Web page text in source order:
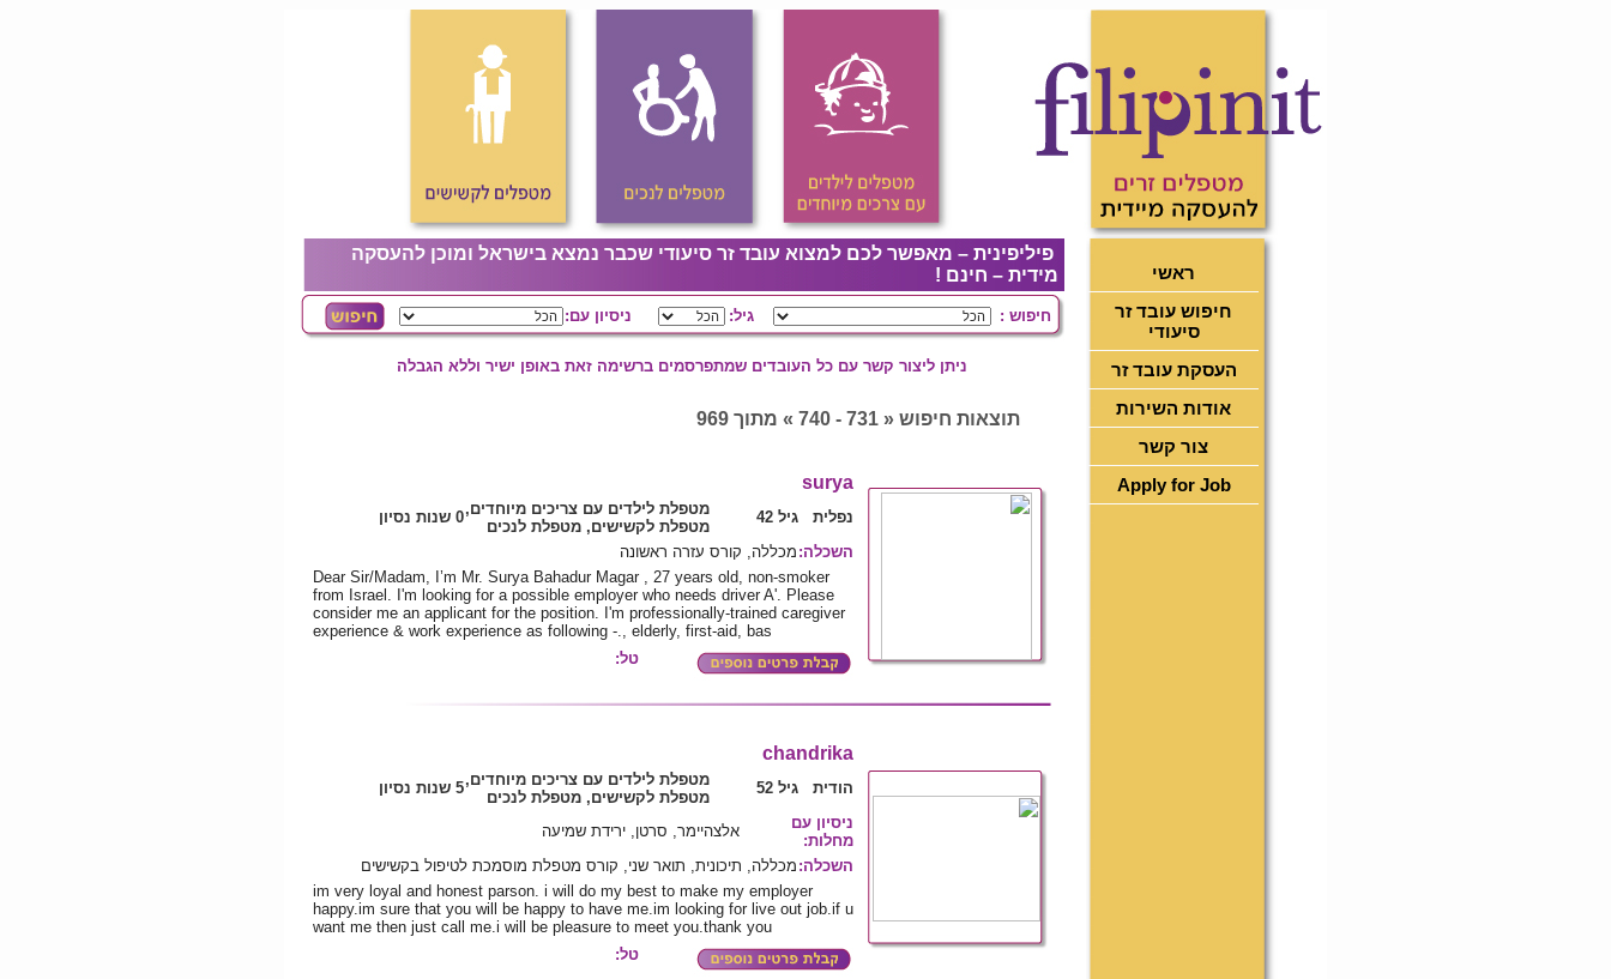
ראשי
חיפוש עובד זר
סיעודי
העסקת עובד זר
אודות השירות
צור קשר
Apply for Job
פיליפינית – מאפשר לכם למצוא עובד זר סיעודי שכבר נמצא בישראל ומוכן להעסקה
מידית – חינם !
חיפוש : גיל: ניסיון עם:
ניתן ליצור קשר עם כל העובדים שמתפרסמים ברשימה זאת באופן ישיר וללא הגבלה
תוצאות חיפוש « 731 - 740 » מתוך 969
surya
נפלית גיל 42
מטפלת לילדים עם צריכים מיוחדים,
מטפלת לקשישים, מטפלת לנכים
0 שנות נסיון
השכלה: מכללה, קורס עזרה ראשונה
Dear Sir/Madam, I’m Mr. Surya Bahadur Magar , 27 years old, non-smoker
from Israel. I'm looking for a possible employer who needs driver A'. Please
consider me an applicant for the position. I'm professionally-trained caregiver
experience & work experience as following -., elderly, first-aid, bas
טל:
chandrika
הודית גיל 52
מטפלת לילדים עם צריכים מיוחדים,
מטפלת לקשישים, מטפלת לנכים
5 שנות נסיון
ניסיון עם
מחלות:
אלצהיימר, סרטן, ירידת שמיעה
השכלה: מכללה, תיכונית, תואר שני, קורס מטפלת מוסמכת לטיפול בקשישים
im very loyal and honest parson. i will do my best to make my employer
happy.im sure that you will be happy to have me.im looking for live out job.if u
want me then just call me.i will be pleasure to meet you.thank you
טל: